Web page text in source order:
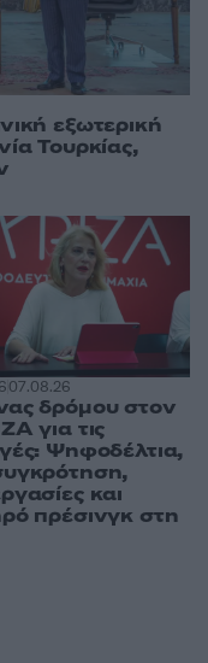
εξωτερική
Τουρκίας,
07.08.26
δρόμου στον
για τις
Ψηφοδέλτια,
και
πρέσινγκ στη